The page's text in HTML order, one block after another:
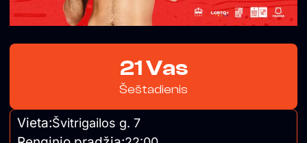
21 Vas
Šeštadienis
Vieta:Švitrigailos g. 7